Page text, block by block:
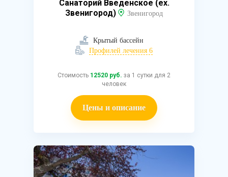
Санаторий Введенское (ex.
Звенигород)
Звенигород
Крытый бассейн
Профилей лечения 6
Стоимость 12520 руб. за 1 сутки для 2
человек
Цены и описание